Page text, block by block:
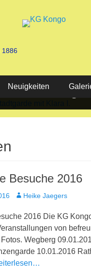
1886
Neuigkeiten KG
Besuche 2016
AutorHeike Jaegers
2016 Die KG
von
Wegberg
10.01.2016